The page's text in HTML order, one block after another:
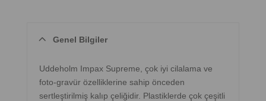
Genel Bilgiler
Uddeholm Impax Supreme, çok iyi cilalama ve
foto-gravür özelliklerine sahip önceden
sertleştirilmiş kalıp çeliğidir. Plastiklerde çok çeşitli